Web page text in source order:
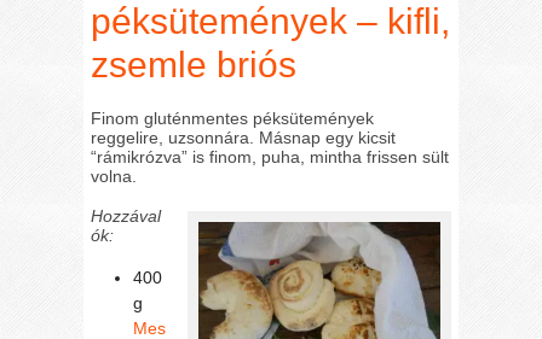
péksütemények – kifli,
zsemle briós
Finom gluténmentes péksütemények
reggelire, uzsonnára. Másnap egy kicsit
“rámikrózva” is finom, puha, mintha frissen sült
volna.
Hozzával
ók:
400
g
Mes